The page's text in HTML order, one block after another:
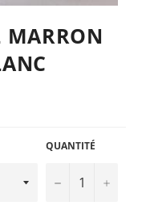
MARRON
QUANTITÉ
− +